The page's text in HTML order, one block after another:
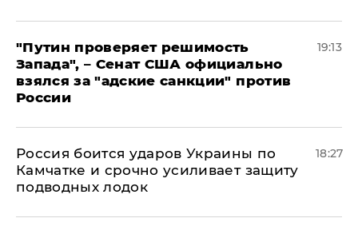
"Путин проверяет решимость
Запада", – Сенат США официально
взялся за "адские санкции" против
России
19:13
Россия боится ударов Украины по
Камчатке и срочно усиливает защиту
подводных лодок
18:27